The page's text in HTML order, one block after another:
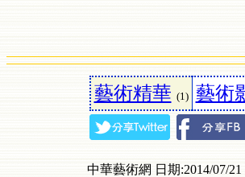
藝術精華 (1) 藝術
中華藝術網 日期:2014/07/21